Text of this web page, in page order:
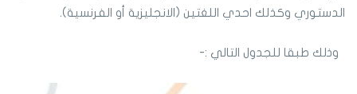
الدستوري وكذلك احدي اللغتين (الانجليزية أو الفرنسية).
وذلك طبقا للجدول التالي :-